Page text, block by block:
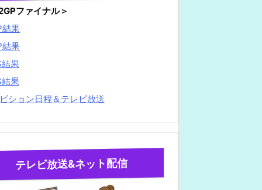
ファイナル＞
結果
結果
果
果
ション日程＆テレビ放送
テレビ放送&ネット配信